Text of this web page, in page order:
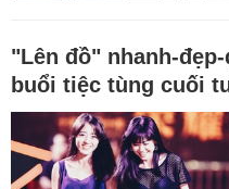
"Lên đồ" nhanh-
buổi tiệc tùng cuối